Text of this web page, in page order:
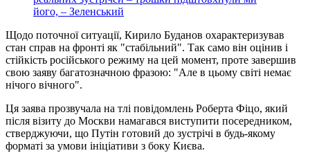
його, – Зеленський
Щодо поточної ситуації, Кирило Буданов охарактеризував
стан справ на фронті як "стабільний". Так само він оцінив і
стійкість російського режиму на цей момент, проте завершив
свою заяву багатозначною фразою: "Але в цьому світі немає
нічого вічного".
Ця заява прозвучала на тлі повідомлень Роберта Фіцо, який
після візиту до Москви намагався виступити посередником,
стверджуючи, що Путін готовий до зустрічі в будь-якому
форматі за умови ініціативи з боку Києва.